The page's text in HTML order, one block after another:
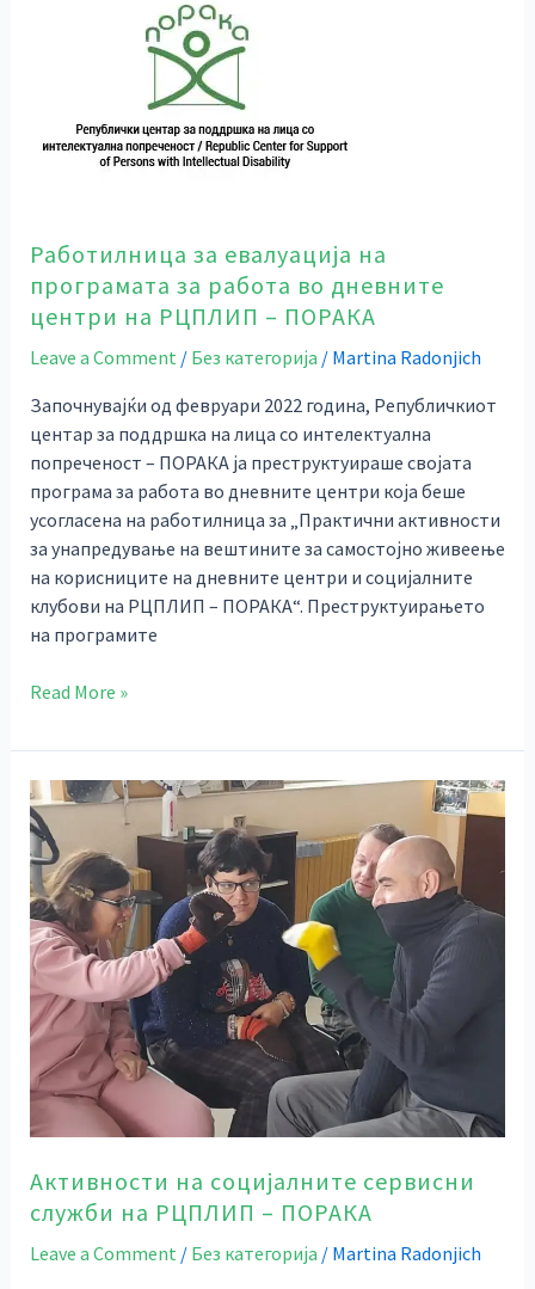
Работилница за евалуација на
програмата за работа вo дневните
центри на РЦПЛИП – ПОРАКА
Leave a Comment / Без категорија / Martina Radonjich
Започнувајќи од февруари 2022 година, Републичкиот
центар за поддршка на лица со интелектуална
попреченост – ПОРАКА ја преструктуираше својата
програма за работа во дневните центри која беше
усогласена на работилница за „Практични активности
за унапредување на вештините за самостојно живеење
на корисниците на дневните центри и социјалните
клубови на РЦПЛИП – ПОРАКА“. Преструктуирањето
на програмите
работа
центри
РЦПЛИП
–
ПОРАКА
Read More »
Активности на социјалните сервисни
служби на РЦПЛИП – ПОРАКА
Leave a Comment / Без категорија / Martina Radonjich
Активности
на
социјалните
сервисни
служби
на
РЦПЛИП
–
ПОРАКА